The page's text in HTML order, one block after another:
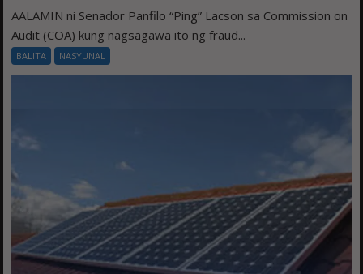
AALAMIN ni Senador Panfilo “Ping” Lacson sa Commission on
Audit (COA) kung nagsagawa ito ng fraud...
BALITA NASYUNAL